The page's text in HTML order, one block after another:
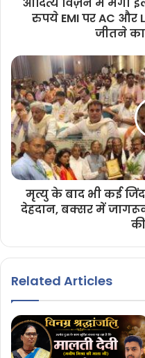
आदित्य विज़न में मेगा
रुपये EMI पर AC और
जीतने
मृत्यु के बाद भी कई
देहदान, बक्सर में
Related Articles